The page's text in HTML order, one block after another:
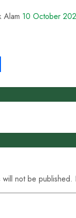
Alam 10 October
will not be